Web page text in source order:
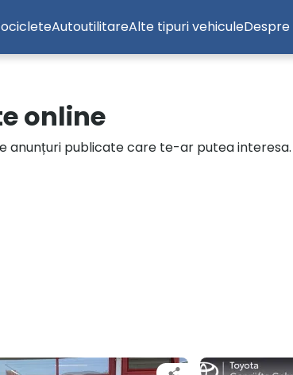
AutoutilitareAlte tipuri vehiculeDespre
online
anunțuri publicate care te-ar putea interesa.